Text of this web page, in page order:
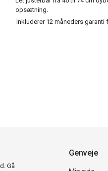
opsætning.
Inkluderer 12 måneders garanti
Gå
Genveje